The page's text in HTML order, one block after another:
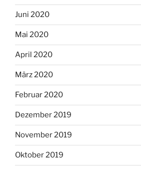
Juni 2020
Mai 2020
April 2020
März 2020
Februar 2020
Dezember 2019
November 2019
Oktober 2019